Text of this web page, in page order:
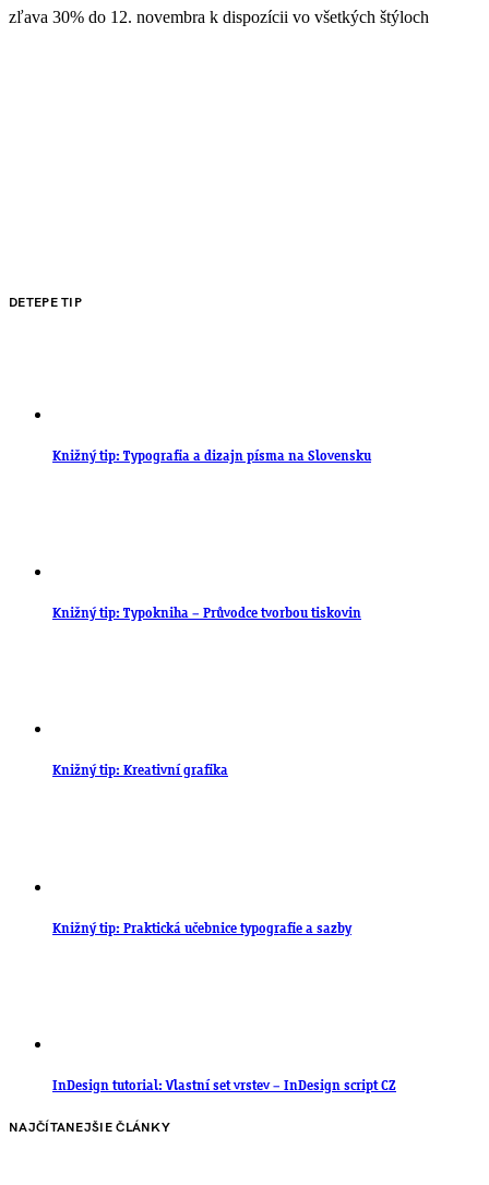
zľava 30% do 12. novembra k dispozícii vo všetkých štýloch
DETEPE TIP
Knižný tip: Typografia a dizajn písma na Slovensku
Knižný tip: Typokniha – Průvodce tvorbou tiskovin
Knižný tip: Kreativní grafika
Knižný tip: Praktická učebnice typografie a sazby
InDesign tutorial: Vlastní set vrstev – InDesign script CZ
NAJČÍTANEJŠIE ČLÁNKY